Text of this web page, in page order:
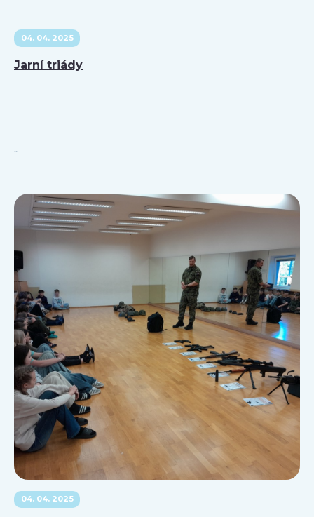
04. 04. 2025
Jarní triády
04. 04. 2025